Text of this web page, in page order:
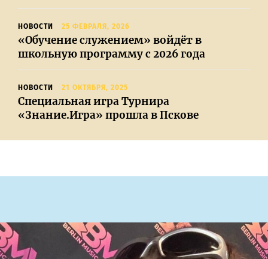
НОВОСТИ 25 ФЕВРАЛЯ, 2026
«Обучение служением» войдёт в
школьную программу с 2026 года
НОВОСТИ 21 ОКТЯБРЯ, 2025
Специальная игра Турнира
«Знание.Игра» прошла в Пскове